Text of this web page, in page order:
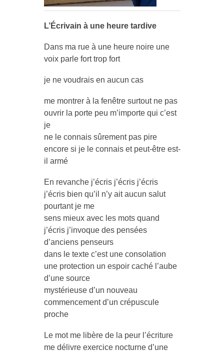
L’Écrivain à une heure tardive
Dans ma rue à une heure noire une
voix parle fort trop fort
je ne voudrais en aucun cas
me montrer à la fenêtre surtout ne pas
ouvrir la porte peu m’importe qui c’est
je
ne le connais sûrement pas pire
encore si je le connais et peut-être est-
il armé
En revanche j’écris j’écris j’écris
j’écris bien qu’il n’y ait aucun salut
pourtant je me
sens mieux avec les mots quand
j’écris j’invoque des pensées
d’anciens penseurs
dans le texte c’est une consolation
une protection un espoir caché l’aube
d’une source
mystérieuse d’un nouveau
commencement d’un crépuscule
proche
Le mot me libère de la peur l’écriture
me délivre exercice nocturne d’une